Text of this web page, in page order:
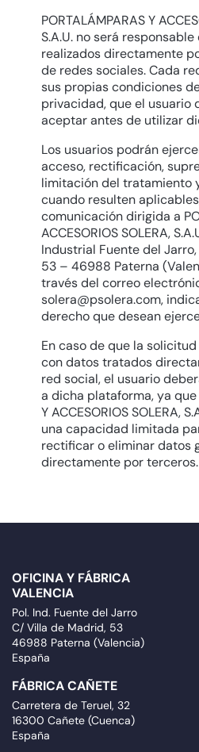
PORTALÁMPARAS Y
S.A.U. no será
realizados directamente
de redes sociales. Cada
sus propias condiciones
privacidad, que el usuario
aceptar antes de utilizar
Los usuarios podrán
acceso, rectificación,
limitación del tratamiento
cuando resulten
comunicación dirigida a
ACCESORIOS SOLERA,
Industrial Fuente del
53 – 46988 Paterna
través del correo
solera@psolera.com,
derecho que desean
En caso de que la
con datos tratados
red social, el usuario
a dicha plataforma, ya que
Y ACCESORIOS SOLERA,
una capacidad limitada
rectificar o eliminar datos
directamente por terceros.
OFICINA Y FÁBRICA
VALENCIA
Pol. Ind. Fuente del Jarro
C/ Villa de Madrid, 53
46988 Paterna (Valencia)
España
FÁBRICA CAÑETE
Carretera de Teruel, 32
16300 Cañete (Cuenca)
España